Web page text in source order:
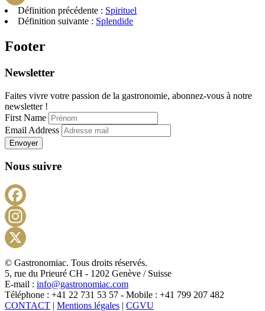
Telegram
Définition précédente : Spirituel
Définition suivante : Splendide
Footer
Newsletter
Faites vivre votre passion de la gastronomie, abonnez-vous à notre
newsletter !
First Name
Email Address
Envoyer
Nous suivre
X
© Gastronomiac. Tous droits réservés.
5, rue du Prieuré CH - 1202 Genève / Suisse
E-mail : info@gastronomiac.com
Téléphone : +41 22 731 53 57 - Mobile : +41 799 207 482
CONTACT | Mentions légales | CGVU